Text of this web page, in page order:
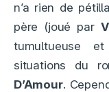
n’a rien de
père (joué par
tumultueuse
situations du
D’Amour.